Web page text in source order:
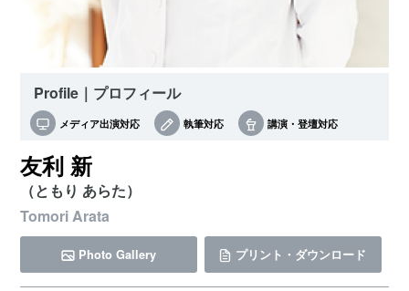
Profile｜プロフィール
メディア出演対応 執筆対応 講演・登壇対応
友利 新
（ともり あらた）
Tomori Arata
Photo Gallery プリント・ダウンロード